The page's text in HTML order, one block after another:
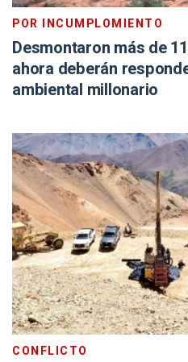
POR INCUMPLOMIENTO
Desmontaron más de
ahora deberán
ambiental millonario
CONFLICTO